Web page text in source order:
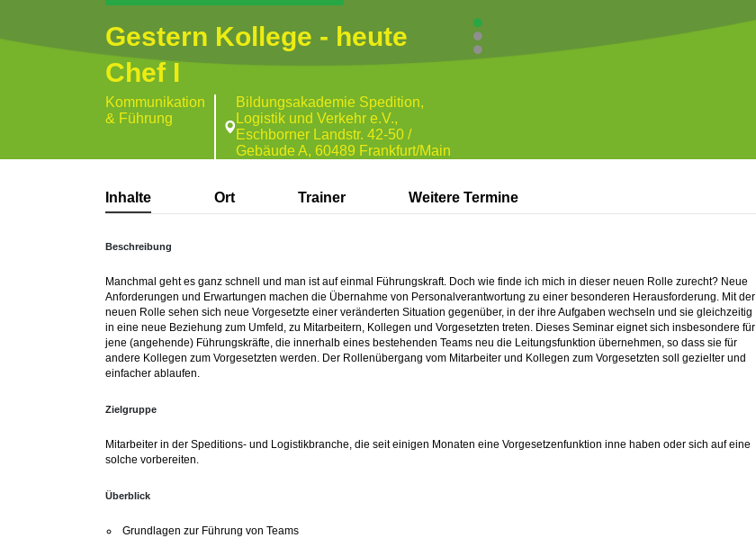
Gestern Kollege - heute
Chef I
Kommunikation
& Führung
Bildungsakademie Spedition,
Logistik und Verkehr e.V.,
Eschborner Landstr. 42-50 /
Gebäude A, 60489 Frankfurt/Main
Inhalte Ort Trainer Weitere Termine
Beschreibung
Manchmal geht es ganz schnell und man ist auf einmal Führungskraft. Doch wie finde ich mich in dieser neuen Rolle zurecht? Neue
Anforderungen und Erwartungen machen die Übernahme von Personalverantwortung zu einer besonderen Herausforderung. Mit der
neuen Rolle sehen sich neue Vorgesetzte einer veränderten Situation gegenüber, in der ihre Aufgaben wechseln und sie gleichzeitig
in eine neue Beziehung zum Umfeld, zu Mitarbeitern, Kollegen und Vorgesetzten treten. Dieses Seminar eignet sich insbesondere für
jene (angehende) Führungskräfte, die innerhalb eines bestehenden Teams neu die Leitungsfunktion übernehmen, so dass sie für
andere Kollegen zum Vorgesetzten werden. Der Rollenübergang vom Mitarbeiter und Kollegen zum Vorgesetzten soll gezielter und
einfacher ablaufen.
Zielgruppe
Mitarbeiter in der Speditions- und Logistikbranche, die seit einigen Monaten eine Vorgesetzenfunktion inne haben oder sich auf eine
solche vorbereiten.
Überblick
Grundlagen zur Führung von Teams